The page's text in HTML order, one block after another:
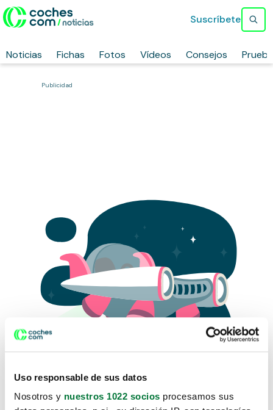
Uso responsable de sus datos
Nosotros y nuestros 1022 socios procesamos sus
Noticias Fichas Fotos Vídeos Consejos
Suscríbete
Publicidad